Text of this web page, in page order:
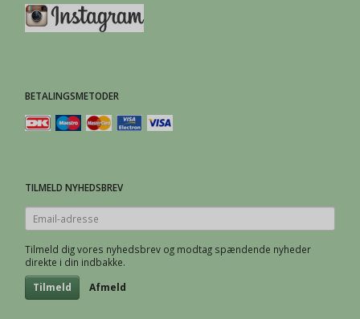
BETALINGSMETODER
TILMELD NYHEDSBREV
Email-
adresse
Tilmeld dig vores nyhedsbrev og modtag spændende nyheder
direkte i din indbakke.
Tilmeld Afmeld